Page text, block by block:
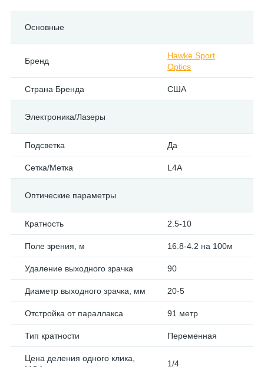
Основные
Бренд
Hawke Sport
Optics
Страна Бренда США
Электроника/Лазеры
Подсветка Да
Сетка/Метка L4A
Оптические параметры
Кратность 2.5-10
Поле зрения, м 16.8-4.2 на 100м
Удаление выходного зрачка 90
Диаметр выходного зрачка, мм 20-5
Отстройка от параллакса 91 метр
Тип кратности Переменная
Цена деления одного клика,
1/4